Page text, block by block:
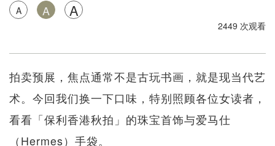
A A A
2449 次观看
拍卖预展，焦点通常不是古玩书画，就是现当代艺
术。今回我们换一下口味，特别照顾各位女读者，
看看「保利香港秋拍」的珠宝首饰与爱马仕
（Hermes）手袋。